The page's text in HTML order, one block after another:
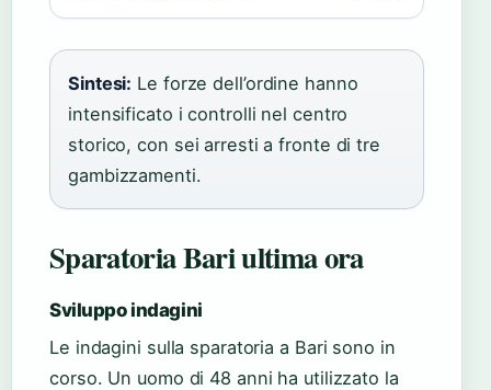
Sintesi: Le forze dell’ordine hanno
intensificato i controlli nel centro
storico, con sei arresti a fronte di tre
gambizzamenti.
Sparatoria Bari ultima ora
Sviluppo indagini
Le indagini sulla sparatoria a Bari sono in
corso. Un uomo di 48 anni ha utilizzato la